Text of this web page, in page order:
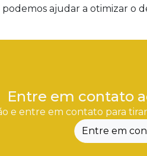
ajudar a otimizar o
Entre em contato
e entre em contato para
Entre em